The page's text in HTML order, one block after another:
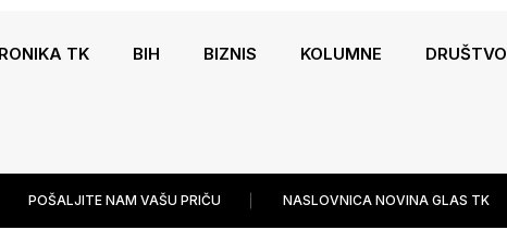
TK BIH BIZNIS KOLUMNE DRUŠTVO
POŠALJITE NAM VAŠU PRIČU NASLOVNICA NOVINA GLAS TK